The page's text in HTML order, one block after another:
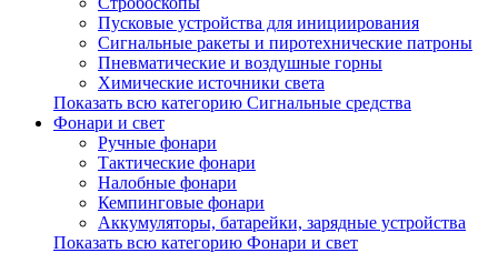
Пусковые устройства для инициирования
Сигнальные ракеты и пиротехнические патроны
Пневматические и воздушные горны
Химические источники света
Показать всю категорию Сигнальные средства
Фонари и свет
Ручные фонари
Тактические фонари
Налобные фонари
Кемпинговые фонари
Аккумуляторы, батарейки, зарядные устройства
Показать всю категорию Фонари и свет